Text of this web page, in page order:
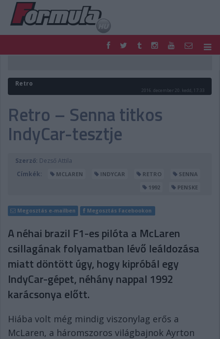
FORMULA
MOTOR
PODCAST
SHOP
LIVE
DIGITÁLIS MAGAZIN
PONTÁLLÁSOK
Retro
2016. december 20. kedd, 17:33
Retro – Senna titkos
IndyCar-tesztje
Szerző: Dezső Attila
Címkék:
MCLAREN INDYCAR RETRO
SENNA
1992
PENSKE
Megosztás e-mailben Megosztás Facebookon
A néhai brazil F1-es pilóta a McLaren
csillagának folyamatban lévő leáldozása
miatt döntött úgy, hogy kipróbál egy
IndyCar-gépet, néhány nappal 1992
karácsonya előtt.
Hiába volt még mindig viszonylag erős a
McLaren, a háromszoros világbajnok Ayrton